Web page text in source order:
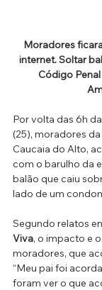
Moradores
internet.Soltar
Código
Por volta das 6h
(25), moradores
Caucaia do Alto,
com o barulho da
balão que caiu
lado de um
Segundo relatos
Viva, o impacto e
moradores, que
“Meu pai foi
foram ver o que